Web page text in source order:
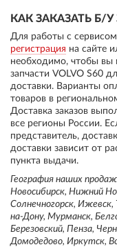
КАК ЗАКАЗАТЬ Б/У
Для работы с сервисом
регистрация на сайте
необходимо, чтобы вы
запчасти VOLVO S60
доставки. Варианты
товаров в
Доставка заказов
все регионы России.
представитель,
доставки зависит от
пункта выдачи.
География наших
Новосибирск, Нижний
Солнечногорск,
на-Дону, Мурманск,
Березовский, Пенза,
Домодедово, Иркутск,